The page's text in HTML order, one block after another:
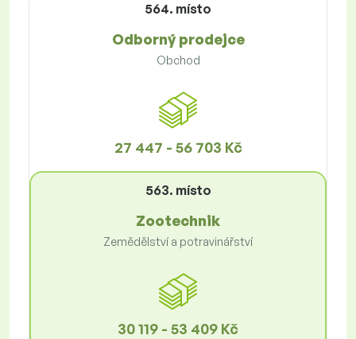
564. místo
Odborný prodejce
Obchod
27 447 - 56 703 Kč
563. místo
Zootechnik
Zemědělství a potravinářství
30 119 - 53 409 Kč